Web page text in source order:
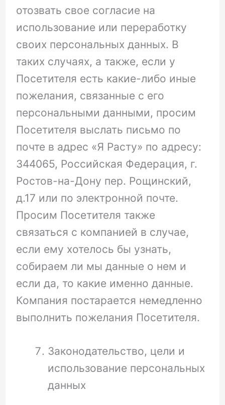
отозвать свое согласие на
использование или переработку
своих персональных данных. В
таких случаях, а также, если у
Посетителя есть какие-либо иные
пожелания, связанные с его
персональными данными, просим
Посетителя выслать письмо по
почте в адрес «Я Расту» по адресу:
344065, Российская Федерация, г.
Ростов-на-Дону пер. Рощинский,
д.17 или по электронной почте.
Просим Посетителя также
связаться с компанией в случае,
если ему хотелось бы узнать,
собираем ли мы данные о нем и
если да, то какие именно данные.
Компания постарается немедленно
выполнить пожелания Посетителя.
Законодательство, цели и
использование персональных
данных